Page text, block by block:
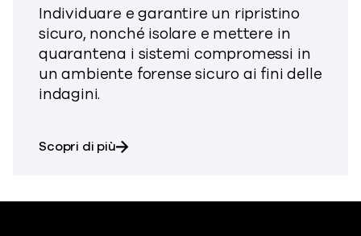
Individuare e garantire un ripristino
sicuro, nonché isolare e mettere in
quarantena i sistemi compromessi in
un ambiente forense sicuro ai fini delle
indagini.
Scopri di piùsu Commvault Cleanroom